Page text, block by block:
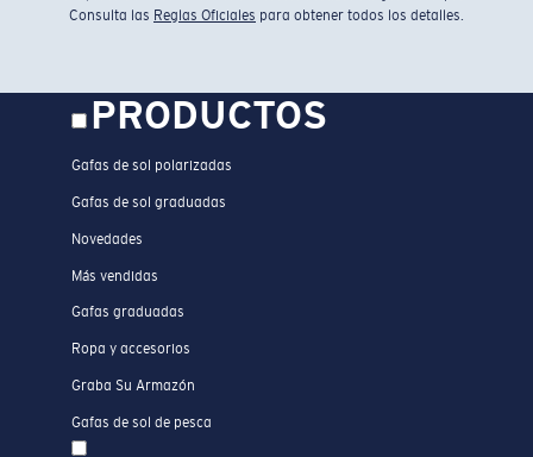
Consulta las Reglas Oficiales para obtener todos los detalles.
PRODUCTOS
Gafas de sol polarizadas
Gafas de sol graduadas
Novedades
Más vendidas
Gafas graduadas
Ropa y accesorios
Graba Su Armazón
Gafas de sol de pesca